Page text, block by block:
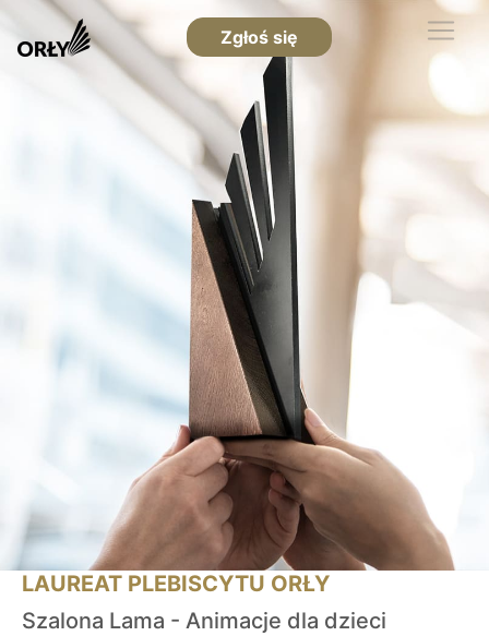
Zgłoś się
LAUREAT PLEBISCYTU ORŁY
Szalona Lama - Animacje dla dzieci